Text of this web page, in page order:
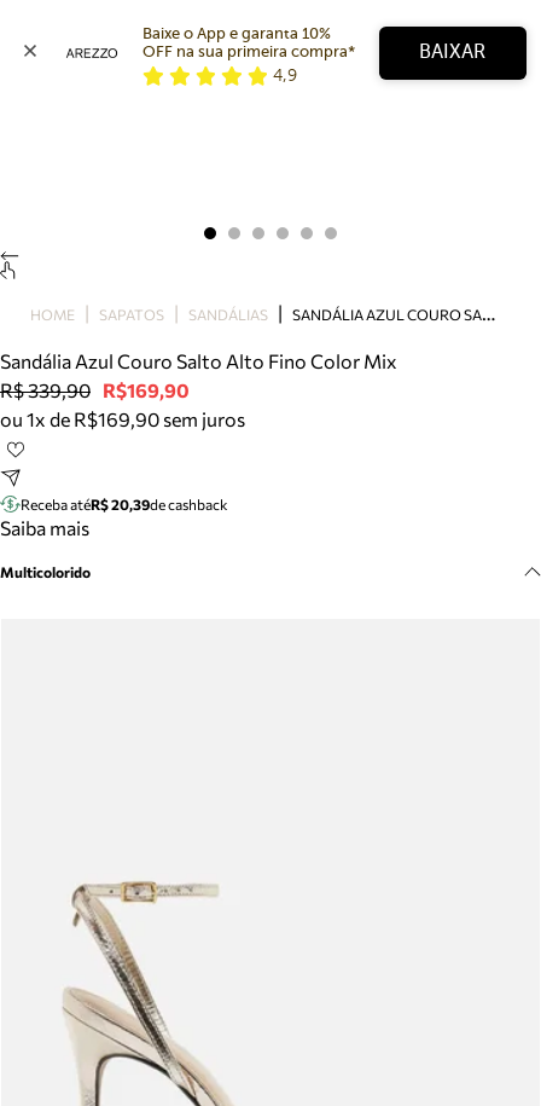
Bolsa
Tamanco
Tênis
Mule
Tire dúvidas sobre pedidos, devoluções e mais.
Acompanhe seus pedidos e solicite devoluções.
Baixe o App e garanta 10%
OFF na sua primeira compra*
4,9
BAIXAR
HOME SAPATOS SANDÁLIAS S
ANDÁLIA AZUL COURO SALTO ALTO FINO COLOR MIX
Sandália Azul Couro Salto Alto Fino Color Mix
R$ 339,90 R$169,90
ou 1x de R$169,90 sem juros
Receba atéR$ 20,39de cashback
Saiba mais
Multicolorido